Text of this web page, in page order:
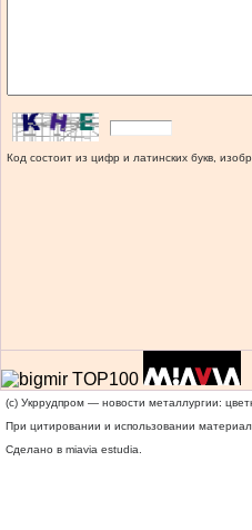
Код состоит из цифр и латинских букв,
(c) Укррудпром — новости металлургии:
При цитировании и использовании
Сделано в miavia estudia.